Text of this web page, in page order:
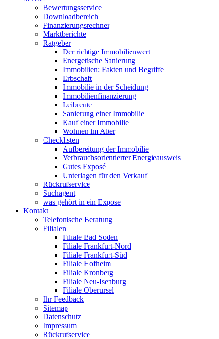
Bewertungsservice
Downloadbereich
Finanzierungsrechner
Marktberichte
Ratgeber
Der richtige Immobilienwert
Energetische Sanierung
Immobilien: Fakten und Begriffe
Erbschaft
Immobilie in der Scheidung
Immobilienfinanzierung
Leibrente
Sanierung einer Immobilie
Kauf einer Immobilie
Wohnen im Alter
Checklisten
Aufbereitung der Immobilie
Verbrauchsorientierter Energieausweis
Gutes Exposé
Unterlagen für den Verkauf
Rückrufservice
Suchagent
was gehört in ein Expose
Kontakt
Telefonische Beratung
Filialen
Filiale Bad Soden
Filiale Frankfurt-Nord
Filiale Frankfurt-Süd
Filiale Hofheim
Filiale Kronberg
Filiale Neu-Isenburg
Filiale Oberursel
Ihr Feedback
Sitemap
Datenschutz
Impressum
Rückrufservice